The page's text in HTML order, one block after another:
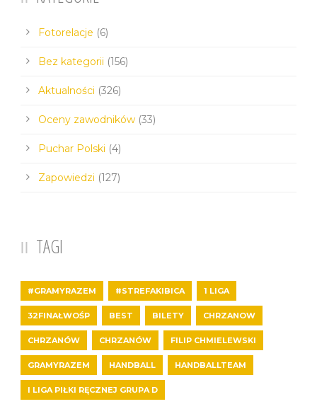
Fotorelacje (6)
Bez kategorii (156)
Aktualności (326)
Oceny zawodników (33)
Puchar Polski (4)
Zapowiedzi (127)
TAGI
#GRAMYRAZEM #STREFAKIBICA 1 LIGA
32FINAŁWOŚP BEST BILETY CHRZANOW
CHRZANÓW CHRZANÓW FILIP CHMIELEWSKI
GRAMYRAZEM HANDBALL HANDBALLTEAM
I LIGA PIŁKI RĘCZNEJ GRUPA D